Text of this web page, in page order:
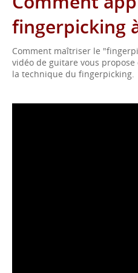
fingerpicking
Comment maîtriser le
vidéo de guitare vous
la technique du fingerpicking.